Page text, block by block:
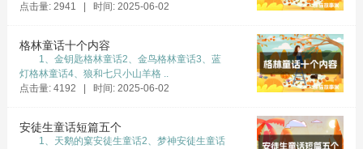
点击量: 2941 | 时间: 2025-06-02
格林童话十个内容
1、金钥匙格林童话2、金鸟格林童话3、蓝
灯格林童话4、狼和七只小山羊格 ..
点击量: 4192 | 时间: 2025-06-02
安徒生童话短篇五个
1、天鹅的窠安徒生童话2、梦神安徒生童话